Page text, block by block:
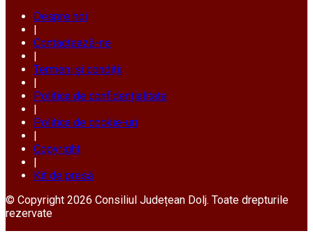
Despre noi
|
Contactează-ne
|
Termeni și condiții
|
Politica de confidențialitate
|
Politica de cookie-uri
|
Copyright
|
Kit de presă
© Copyright 2026 Consiliul Județean Dolj. Toate drepturile
rezervate